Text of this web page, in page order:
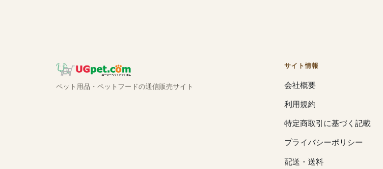
ペット用品・ペットフードの通信販売サイト
サイト情報
会社概要
利用規約
特定商取引に基づく記載
プライバシーポリシー
配送・送料